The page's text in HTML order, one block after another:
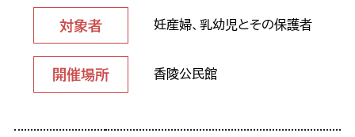
対象者 妊産婦、乳幼児とその保護者
開催場所 香陵公民館